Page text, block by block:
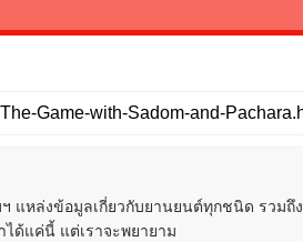
ฯ แหล่งข้อมูลเกี่ยวกับยานยนต์ทุกชนิด รวมถึง
ด้แค่นี้ แต่เราจะพยายาม